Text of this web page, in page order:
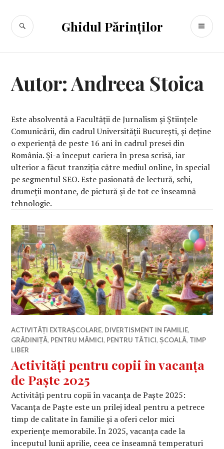
conținut
Ghidul Părinților
CĂUTARE
Autor:Andreea Stoica
Este absolventă a Facultății de Jurnalism și Științele
Comunicării, din cadrul Universității București, şi deţine
o experienţă de peste 16 ani în cadrul presei din
România. Şi-a început cariera în presa scrisă, iar
ulterior a făcut tranziţia către mediul online, în special
pe segmentul SEO. Este pasionată de lectură, schi,
drumeţii montane, de pictură şi de tot ce înseamnă
tehnologie.
ACTIVITĂȚI EXTRAȘCOLARE, DIVERTISMENT IN FAMILIE,
GRĂDINIȚĂ, PENTRU MĂMICI, PENTRU TĂTICI,ȘCOALĂ, TIMP
LIBER
Activități pentru copii în vacanța
de Paște 2025
Activități pentru copii în vacanța de Paște 2025:
Vacanța de Paște este un prilej ideal pentru a petrece
timp de calitate în familie și a oferi celor mici
experiențe memorabile. În 2025, vacanța cade la
începutul lunii aprilie, ceea ce înseamnă temperaturi